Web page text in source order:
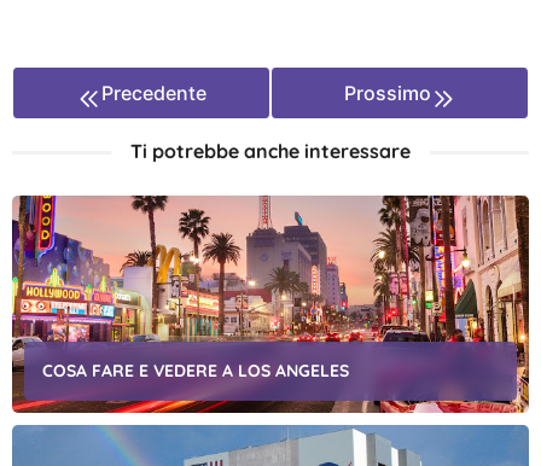
Precedente Prossimo
Ti potrebbe anche interessare
COSA FARE E VEDERE A LOS ANGELES